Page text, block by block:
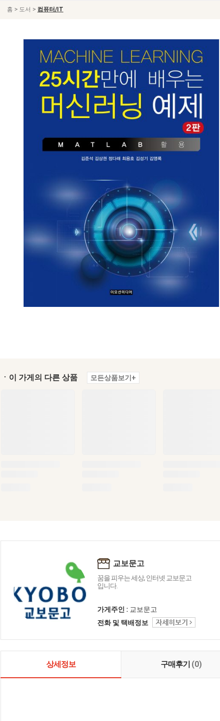
홈 > 도서 > 컴퓨터/IT
ㆍ이 가게의 다른 상품 모든상품보기+
교보문고
꿈을 피우는 세상, 인터넷 교보문고
입니다.
가게주인 : 교보문고
전화 및 택배정보
상세정보 구매후기 (0)